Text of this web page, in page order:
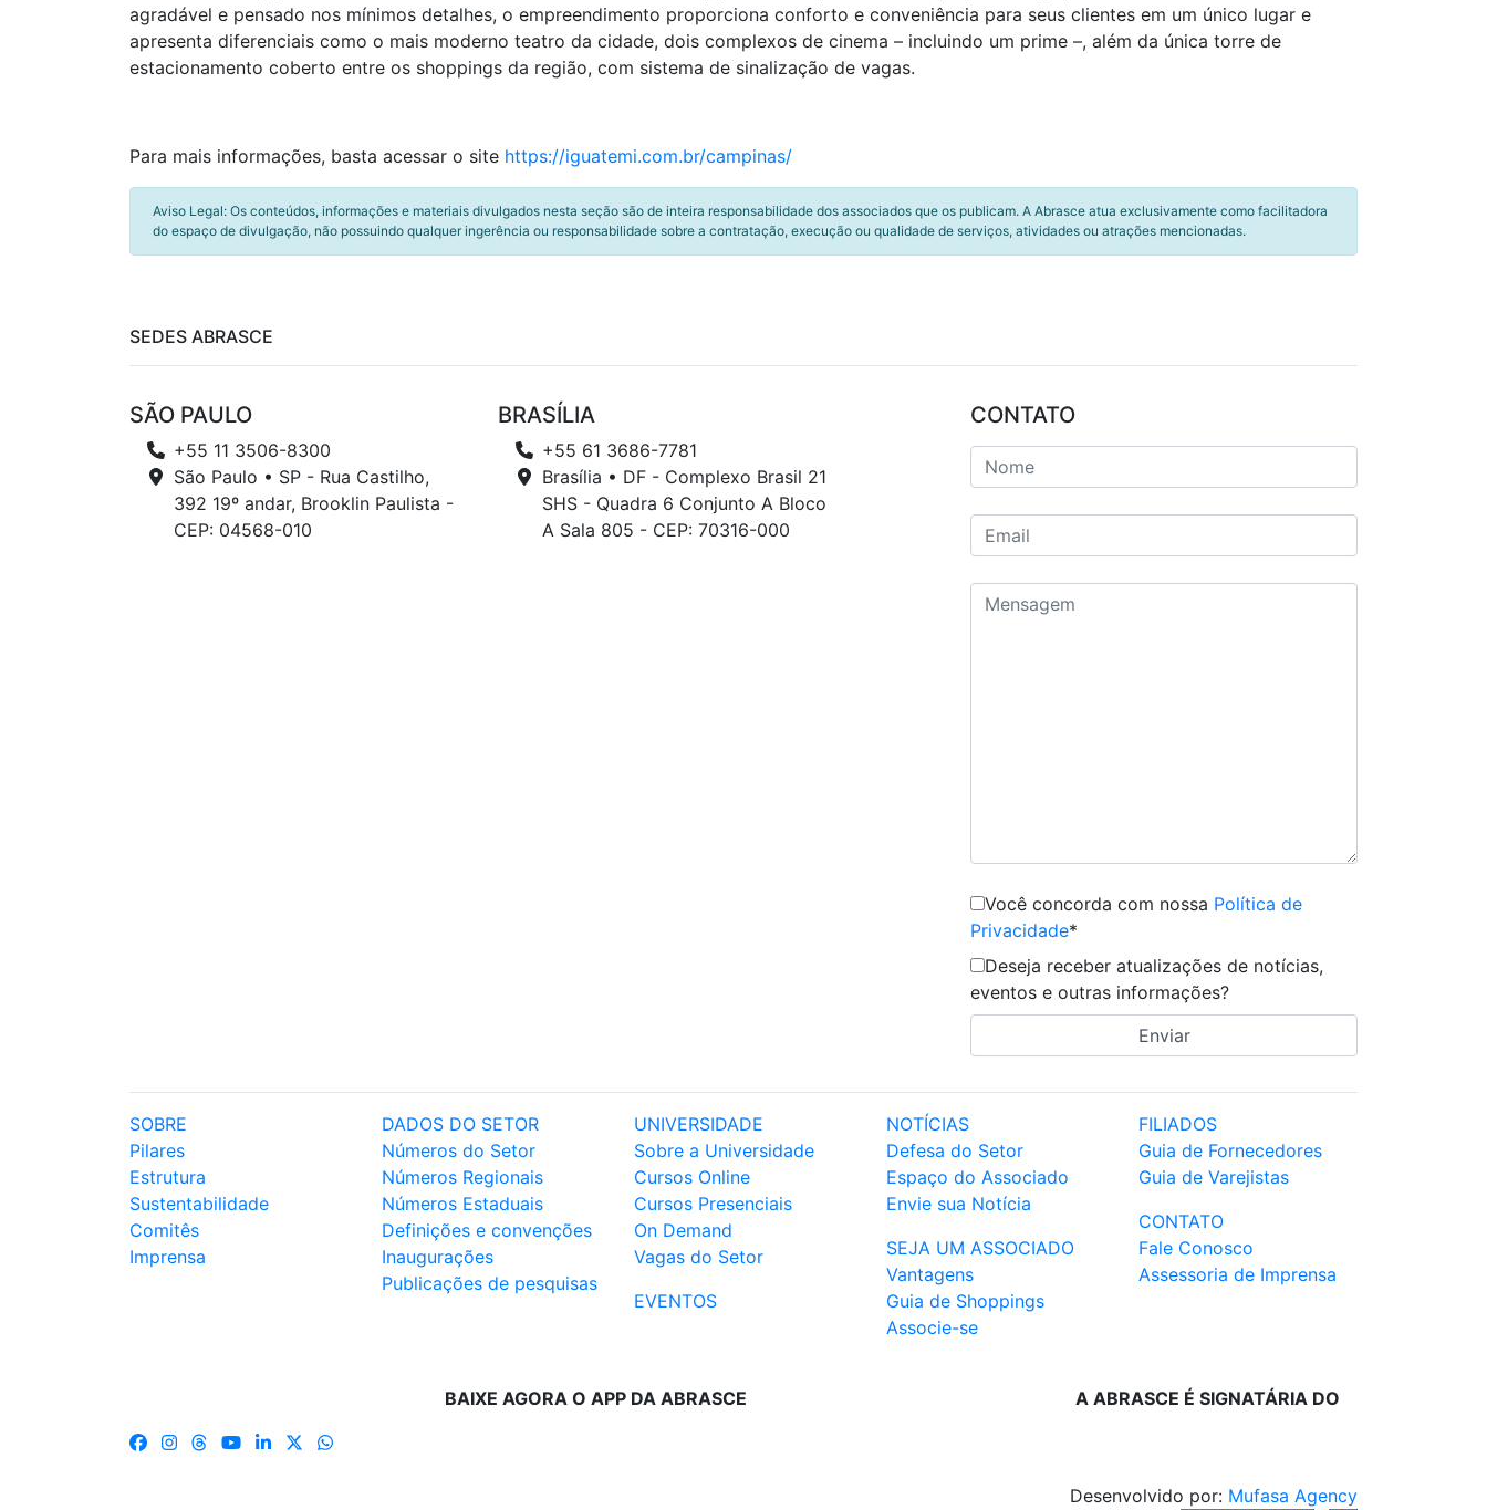
agradável e pensado nos mínimos detalhes, o empreendimento proporciona conforto e conveniência para seus clientes em um único lugar e
apresenta diferenciais como o mais moderno teatro da cidade, dois complexos de cinema – incluindo um prime –, além da única torre de
estacionamento coberto entre os shoppings da região, com sistema de sinalização de vagas.
Para mais informações, basta acessar o site https://iguatemi.com.br/campinas/
Aviso Legal: Os conteúdos, informações e materiais divulgados nesta seção são de inteira responsabilidade dos associados que os publicam. A Abrasce atua exclusivamente como facilitadora
do espaço de divulgação, não possuindo qualquer ingerência ou responsabilidade sobre a contratação, execução ou qualidade de serviços, atividades ou atrações mencionadas.
SEDES ABRASCE
SÃO PAULO
+55 11 3506-8300
São Paulo • SP - Rua Castilho,
392 19º andar, Brooklin Paulista -
CEP: 04568-010
BRASÍLIA
+55 61 3686-7781
Brasília • DF - Complexo Brasil 21
SHS - Quadra 6 Conjunto A Bloco
A Sala 805 - CEP: 70316-000
CONTATO
Você concorda com nossa Política de
Privacidade*
Deseja receber atualizações de notícias,
eventos e outras informações?
SOBRE
Pilares
Estrutura
Sustentabilidade
Comitês
Imprensa
DADOS DO SETOR
Números do Setor
Números Regionais
Números Estaduais
Definições e convenções
Inaugurações
Publicações de pesquisas
UNIVERSIDADE
Sobre a Universidade
Cursos Online
Cursos Presenciais
On Demand
Vagas do Setor
EVENTOS
NOTÍCIAS
Defesa do Setor
Espaço do Associado
Envie sua Notícia
SEJA UM ASSOCIADO
Vantagens
Guia de Shoppings
Associe-se
FILIADOS
Guia de Fornecedores
Guia de Varejistas
CONTATO
Fale Conosco
Assessoria de Imprensa
BAIXE AGORA O APP DA ABRASCE A ABRASCE É SIGNATÁRIA DO
Desenvolvido por: Mufasa Agency